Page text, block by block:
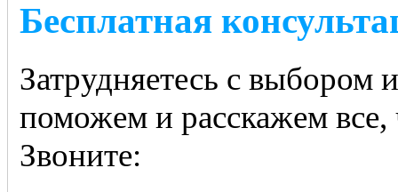
Бесплатная
Затрудняетесь с
поможем и расскажем все,
Звоните: